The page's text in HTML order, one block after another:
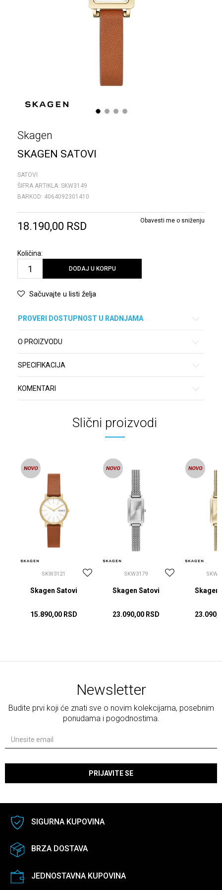
1 2 3 4
Skagen
SKAGEN SATOVI
SATOVI
ŠIFRA ARTIKLA: SKW3149
BARKOD: 4064092301410
18.190,00 RSD Obavesti me o sniženju
Količina:
DODAJ U KORPU
Sačuvajte u listi želja
PROVERI DOSTUPNOST U RADNJAMA
O PROIZVODU
SPECIFIKACIJA
KOMENTARI
Slični proizvodi
SKW3121
Skagen Satovi
15.890,00 RSD
SKW3179
Skagen Satovi
23.090,00 RSD
Skagen
Newsletter
Budite prvi koji će znati sve o novim kolekcijama, posebnim
ponudama i pogodnostima.
PRIJAVITE SE
SIGURNA KUPOVINA
BRZA DOSTAVA
JEDNOSTAVNA KUPOVINA